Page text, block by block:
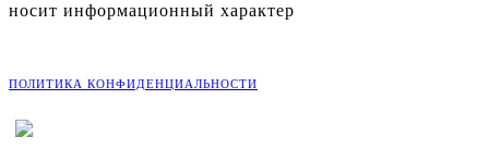
носит информационный характер
ПОЛИТИКА КОНФИДЕНЦИАЛЬНОСТИ